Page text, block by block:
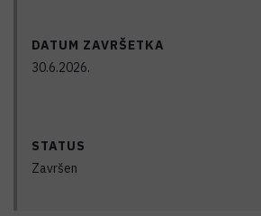
DATUM ZAVRŠETKA
30.6.2026.
STATUS
Završen